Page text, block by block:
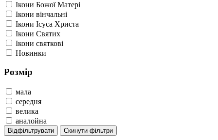
Ікони Божої Матері
Ікони вінчальні
Ікони Ісуса Христа
Ікони Святих
Ікони святкові
Новинки
Розмір
мала
середня
велика
аналойна
Відфільтрувати Скинути фільтри